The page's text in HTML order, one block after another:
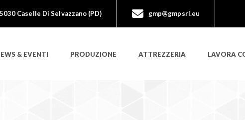
Caselle Di Selvazzano (PD) gmp@gmpsrl.eu
& EVENTI PRODUZIONE ATTREZZERIA LAVORA